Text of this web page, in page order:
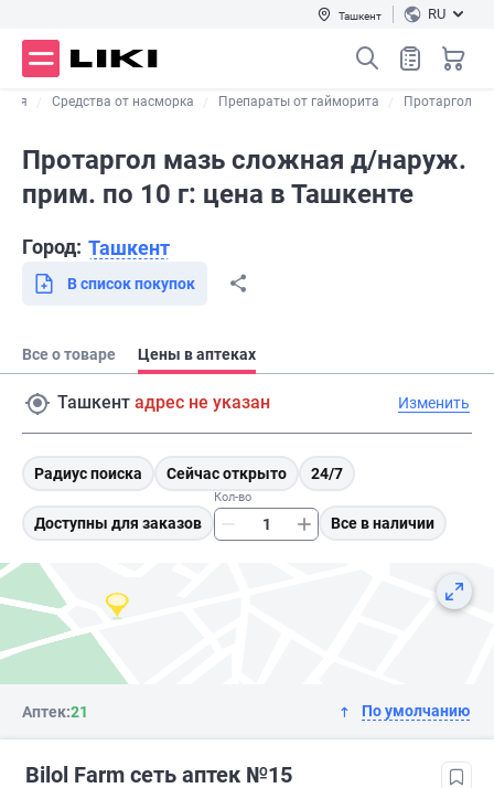
Ташкент RU
Средства от насморка Препараты от гайморита Протаргол
Протаргол мазь сложная д/наруж.
прим. по 10 г: цена в Ташкенте
Город: Ташкент
В список покупок
Все о товаре Цены в аптеках
Ташкент адрес не указан Изменить
Радиус поиска Сейчас открыто 24/7
Доступны для заказов
Кол-во
Все в наличии
Аптек:21 По умолчанию
Bilol Farm сеть аптек №15